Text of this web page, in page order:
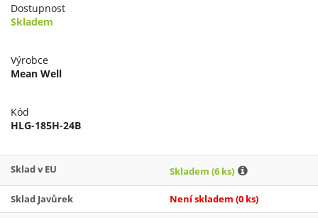
Dostupnost
Skladem
Výrobce
Mean Well
Kód
HLG-185H-24B
Sklad v EU Skladem (6 ks)
Sklad Javůrek Není skladem (0 ks)